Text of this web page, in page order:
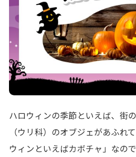
ハロウィンの季節といえば、街
（ウリ科）のオブジェがあふれ
ウィンといえばカボチャ」なの